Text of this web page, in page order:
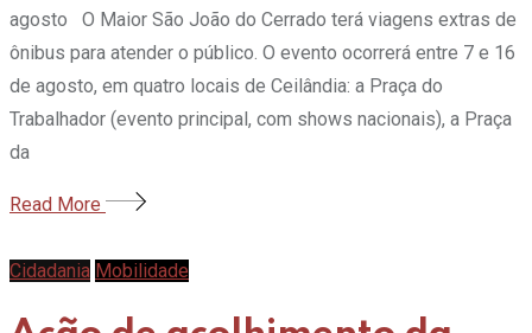
agosto O Maior São João do Cerrado terá viagens extras de
ônibus para atender o público. O evento ocorrerá entre 7 e 16
de agosto, em quatro locais de Ceilândia: a Praça do
Trabalhador (evento principal, com shows nacionais), a Praça
da
Read More
Cidadania Mobilidade